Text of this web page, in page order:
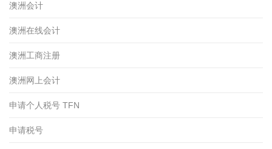
澳洲会计
澳洲在线会计
澳洲工商注册
澳洲网上会计
申请个人税号 TFN
申请税号